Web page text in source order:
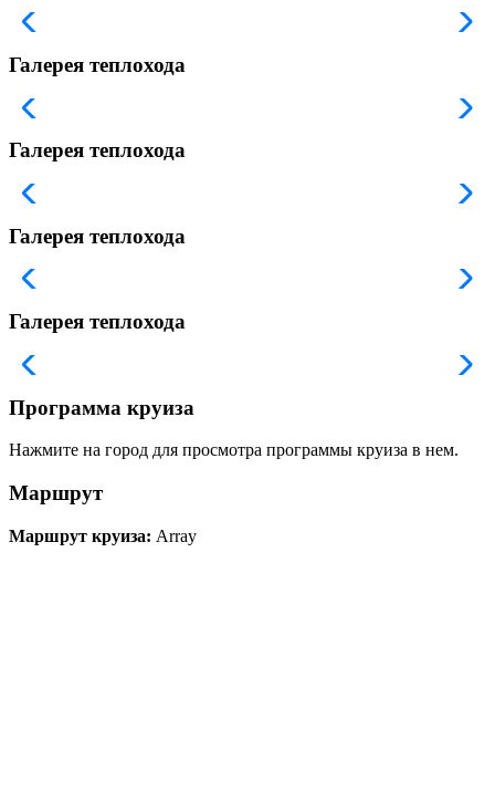
Галерея теплохода
Галерея теплохода
Галерея теплохода
Галерея теплохода
Программа круиза
Нажмите на город для просмотра программы круиза в нем.
Маршрут
Маршрут круиза: Array